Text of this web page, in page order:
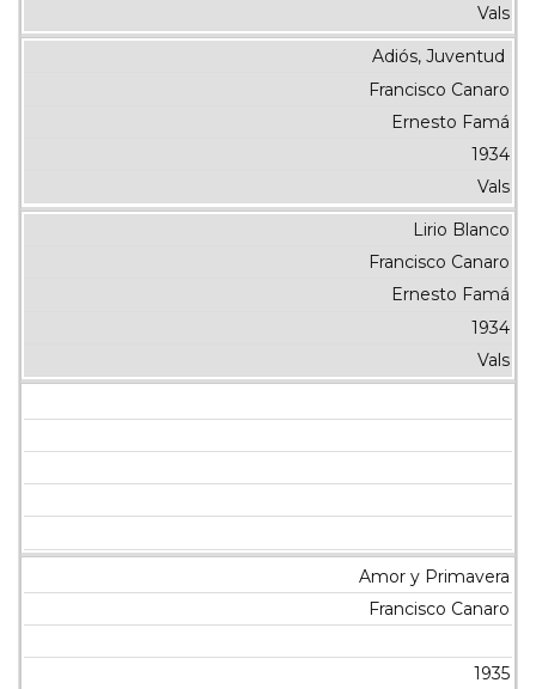
Vals
Adiós, Juventud
Francisco Canaro
Ernesto Famá
1934
Vals
Lirio Blanco
Francisco Canaro
Ernesto Famá
1934
Vals
Amor y Primavera
Francisco Canaro
1935